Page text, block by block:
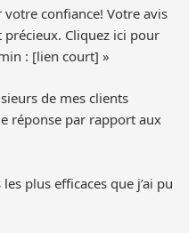
confiance! Votre avis
Cliquez ici pour
: [lien court] »
de mes clients
réponse par rapport aux
plus efficaces que j’ai pu